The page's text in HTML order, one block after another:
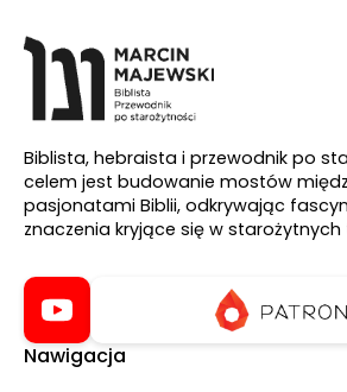
Biblista, hebraista i przewodnik po
celem jest budowanie mostów
pasjonatami Biblii, odkrywając
znaczenia kryjące się w
Nawigacja